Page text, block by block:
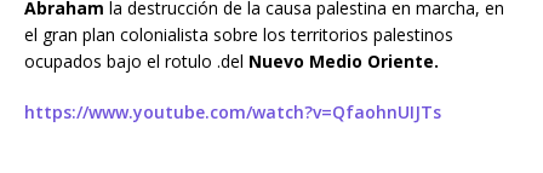
Abraham la destrucción de la causa palestina en marcha, en
el gran plan colonialista sobre los territorios palestinos
ocupados bajo el rotulo .del Nuevo Medio Oriente.
https://www.youtube.com/watch?v=QfaohnUIJTs